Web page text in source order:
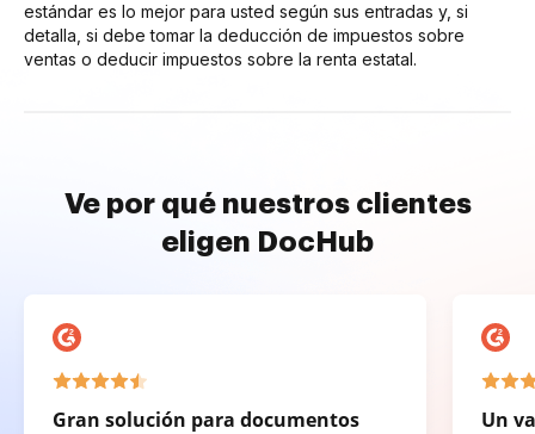
estándar es lo mejor para usted según sus entradas y, si
detalla, si debe tomar la deducción de impuestos sobre
ventas o deducir impuestos sobre la renta estatal.
Ve por qué nuestros clientes
eligen DocHub
Gran solución para documentos
Un